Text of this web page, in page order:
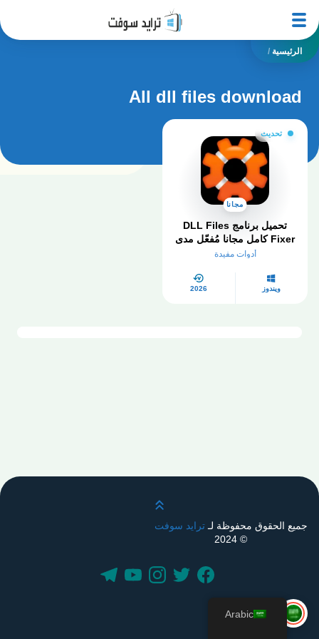
الرئيسية /
All dll files download
تحديث
مجانا
تحميل برنامج DLL Files
Fixer كامل مجانا مُفعّل مدى
الحياة 2026
أدوات مفيدة
ويندوز 2026
قم بالتمرير لأعلى
جميع الحقوق محفوظة لـترايد سوفت
© 2024
Arabic